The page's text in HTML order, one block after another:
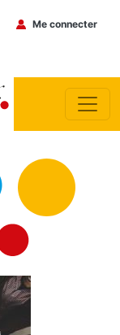
Menu du
Me connecter